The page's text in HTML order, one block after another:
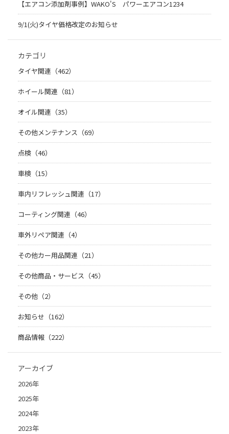
【エアコン添加剤事例】WAKO'S パワーエアコン1234
9/1(火)タイヤ価格改定のお知らせ
カテゴリ
タイヤ関連（462）
ホイール関連（81）
オイル関連（35）
その他メンテナンス（69）
点検（46）
車検（15）
車内リフレッシュ関連（17）
コーティング関連（46）
車外リペア関連（4）
その他カー用品関連（21）
その他商品・サービス（45）
その他（2）
お知らせ（162）
商品情報（222）
アーカイブ
2026年
2025年
2024年
2023年